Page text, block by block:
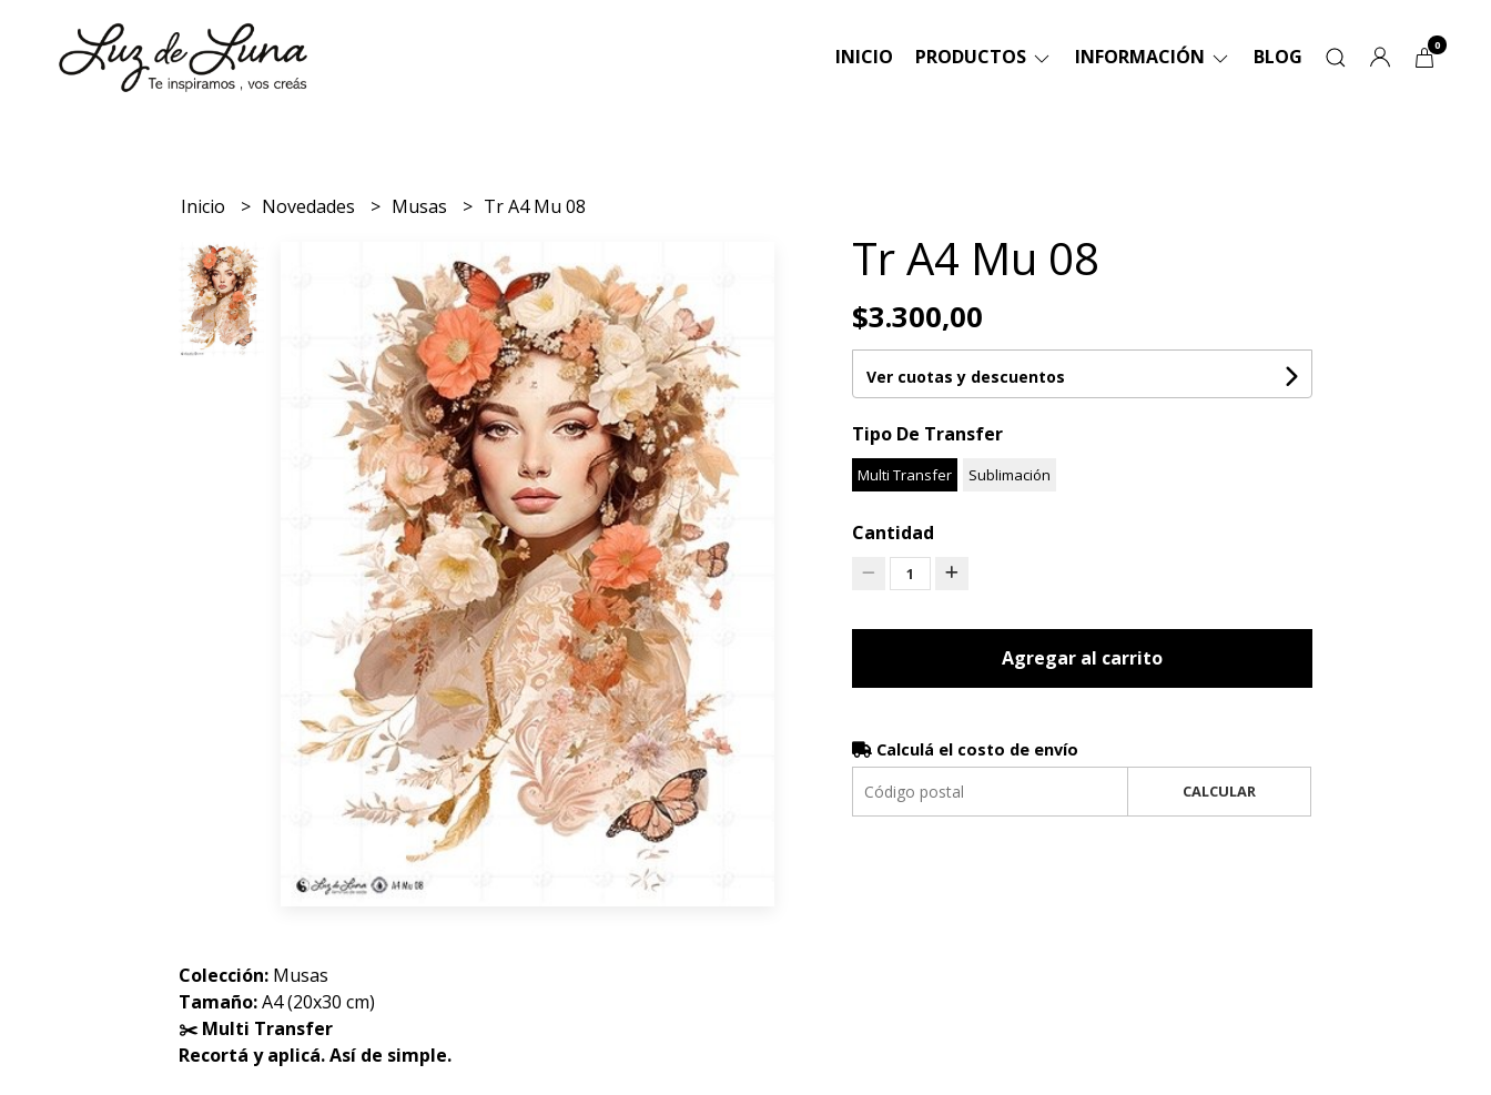
INICIO PRODUCTOS INFORMACIÓN BLOG 0
Inicio Novedades Musas Tr A4 Mu 08
Colección: Musas
Tamaño:A4 (20x30 cm)
✂️ Multi Transfer
Recortá y aplicá. Así de simple.
Tr A4 Mu 08
$3.300,00
Ver cuotas y descuentos
Tipo De Transfer
Multi Transfer Sublimación
Cantidad
1
Agregar al carrito
Calculá el costo de envío
CALCULAR